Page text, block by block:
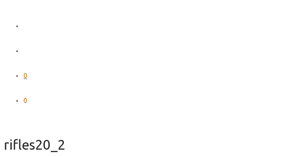
0
0
rifles20_2